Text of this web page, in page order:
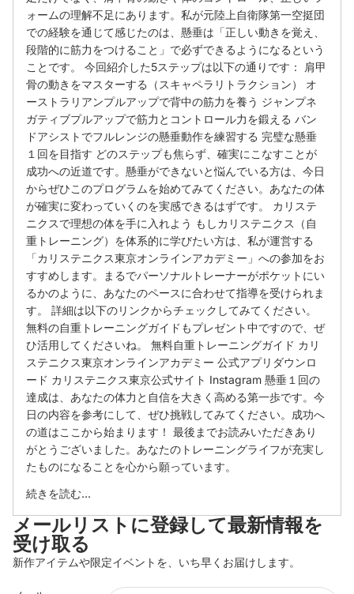
ォームの理解不足にあります。私が元陸上自衛隊第一空挺団
での経験を通じて感じたのは、懸垂は「正しい動きを覚え、
段階的に筋力をつけること」で必ずできるようになるという
ことです。 今回紹介した5ステップは以下の通りです： 肩甲
骨の動きをマスターする（スキャペラリトラクション） オ
ーストラリアンプルアップで背中の筋力を養う ジャンプネ
ガティブプルアップで筋力とコントロール力を鍛える バン
ドアシストでフルレンジの懸垂動作を練習する 完璧な懸垂
１回を目指す どのステップも焦らず、確実にこなすことが
成功への近道です。懸垂ができないと悩んでいる方は、今日
からぜひこのプログラムを始めてみてください。あなたの体
が確実に変わっていくのを実感できるはずです。 カリステ
ニクスで理想の体を手に入れよう もしカリステニクス（自
重トレーニング）を体系的に学びたい方は、私が運営する
「カリステニクス東京オンラインアカデミー」への参加をお
すすめします。まるでパーソナルトレーナーがポケットにい
るかのように、あなたのペースに合わせて指導を受けられま
す。 詳細は以下のリンクからチェックしてみてください。
無料の自重トレーニングガイドもプレゼント中ですので、ぜ
ひ活用してくださいね。 無料自重トレーニングガイド カリ
ステニクス東京オンラインアカデミー 公式アプリダウンロ
ード カリステニクス東京公式サイト Instagram 懸垂１回の
達成は、あなたの体力と自信を大きく高める第一歩です。今
日の内容を参考にして、ぜひ挑戦してみてください。成功へ
の道はここから始まります！ 最後までお読みいただきあり
がとうございました。あなたのトレーニングライフが充実し
たものになることを心から願っています。
続きを読む...
メールリストに登録して最新情報を
受け取る
新作アイテムや限定イベントを、いち早くお届けします。
返金ポリシー